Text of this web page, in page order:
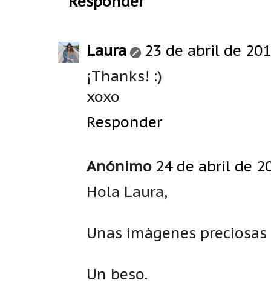
Laura
23 de abril de
¡Thanks! :)
xoxo
Responder
Anónimo 24 de abril de
Hola Laura,
Unas imágenes
Un beso.